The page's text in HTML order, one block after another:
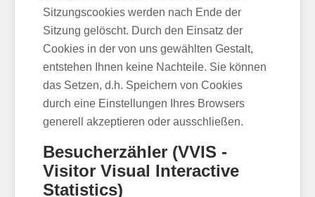
Sitzungscookies werden nach Ende der
Sitzung gelöscht. Durch den Einsatz der
Cookies in der von uns gewählten Gestalt,
entstehen Ihnen keine Nachteile. Sie können
das Setzen, d.h. Speichern von Cookies
durch eine Einstellungen Ihres Browsers
generell akzeptieren oder ausschließen.
Besucherzähler (VVIS -
Visitor Visual Interactive
Statistics)